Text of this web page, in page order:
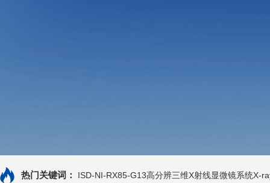
热门关键词： ISD-NI-RX85-G13高分辨三维X射线显微镜系统X-